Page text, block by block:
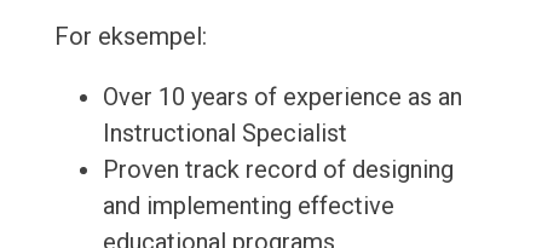
For eksempel:
Over 10 years of experience as an
Instructional Specialist
Proven track record of designing
and implementing effective
educational programs